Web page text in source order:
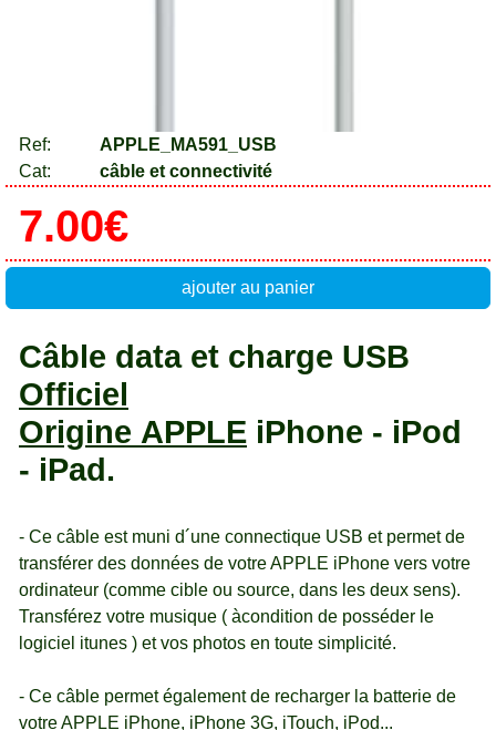
Ref:
APPLE_MA591_USB
Cat:
câble et connectivité
7.00€
ajouter au panier
Câble data et charge USB
Officiel
Origine APPLE iPhone - iPod
- iPad.
- Ce câble est muni d´une connectique USB et permet de
transférer des données de votre APPLE iPhone vers votre
ordinateur (comme cible ou source, dans les deux sens).
Transférez votre musique ( àcondition de posséder le
logiciel itunes ) et vos photos en toute simplicité.
- Ce câble permet également de recharger la batterie de
votre APPLE iPhone, iPhone 3G, iTouch, iPod...